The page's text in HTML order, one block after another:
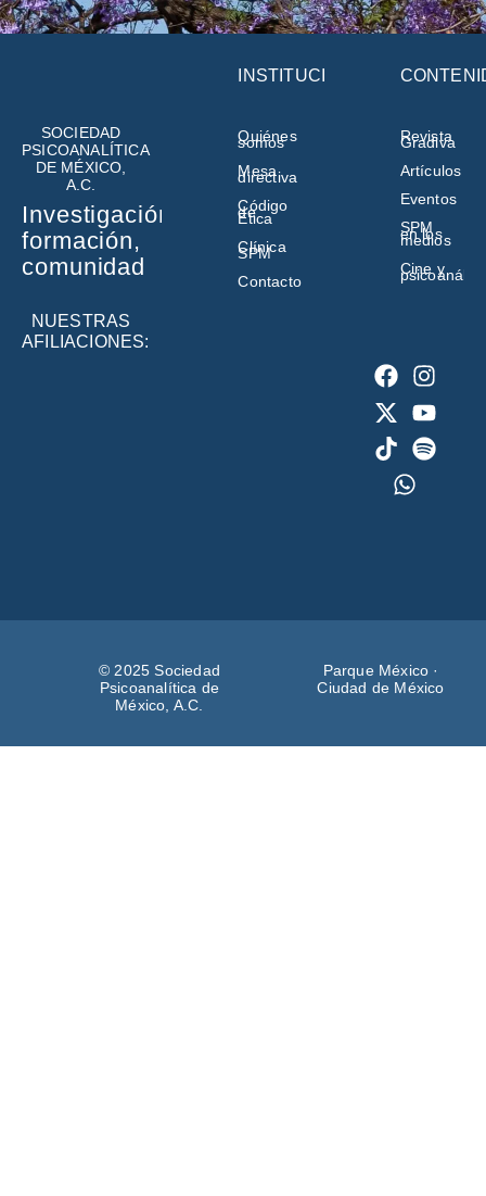
SOCIEDAD
PSICOANALÍTICA
DE MÉXICO,
A.C.
Investigación,
formación,
comunidad
NUESTRAS
AFILIACIONES:
INSTITUCIÓN
Quiénes
somos
Mesa
directiva
Código
de
Ética
Clínica
SPM
Contacto
Revista
Gradiva
Artículos
Eventos
SPM
en los
medios
Cine y
© 2025 Sociedad
Psicoanalítica de
México, A.C.
Parque México ·
Ciudad de México